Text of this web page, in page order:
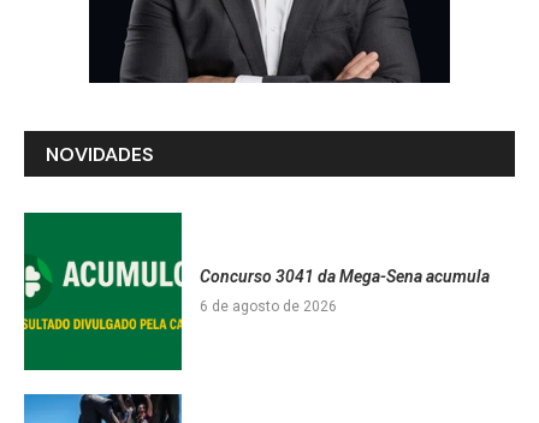
NOVIDADES
Concurso 3041 da Mega-Sena acumula
6 de agosto de 2026